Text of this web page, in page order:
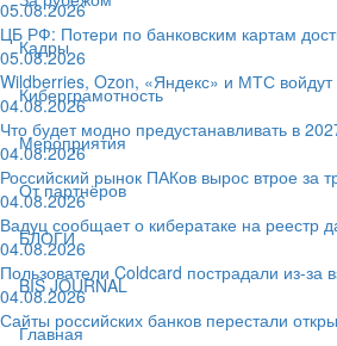
Кадры
Киберграмотность
Мероприятия
От партнёров
БЛОГИ
BIS JOURNAL
Главная
05.08.2026
ЦБ РФ: Потери по банковским картам
05.08.2026
Wildberries, Ozon, «Яндекс» и МТС
04.08.2026
Что будет модно предустанавливать в
04.08.2026
Российский рынок ПАКов вырос втрое за
04.08.2026
Вадуц сообщает о кибератаке на реестр
04.08.2026
Пользователи Coldcard пострадали из-за
04.08.2026
Сайты российских банков перестали